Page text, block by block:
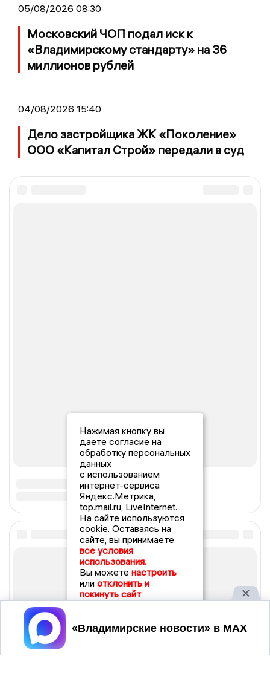
05/08/2026 08:30
Московский ЧОП подал иск к
«Владимирскому стандарту» на 36
миллионов рублей
04/08/2026 15:40
Дело застройщика ЖК «Поколение»
ООО «Капитал Строй» передали в суд
Нажимая кнопку вы
даете согласие на
обработку персональных
данных
с использованием
интернет-сервиса
Яндекс.Метрика,
top.mail.ru, LiveInternet.
На сайте используются
cookie. Оставаясь на
сайте, вы принимаете
все условия
использования.
Вы можете настроить
или отклонить и
покинуть сайт
Принять